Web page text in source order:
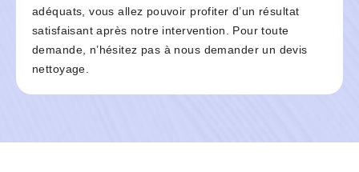
adéquats, vous allez pouvoir profiter d’un résultat
satisfaisant après notre intervention. Pour toute
demande, n’hésitez pas à nous demander un devis
nettoyage.